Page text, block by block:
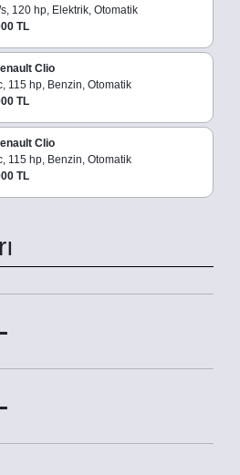
120 hp, Elektrik, Otomatik
TL
Clio
115 hp, Benzin, Otomatik
TL
Clio
115 hp, Benzin, Otomatik
TL